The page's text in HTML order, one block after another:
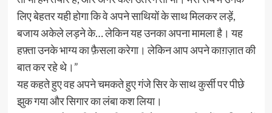
लिए बेहतर यही होगा कि वे अपने साथियों के साथ मिलकर लड़ें,
बजाय अकेले लड़ने के… लेकिन यह उनका अपना मामला है। यह
हफ़्ता उनके भाग्य का फ़ैसला करेगा। लेकिन आप अपने काग़ज़ात की
बात कर रहे थे।”
यह कहते हुए वह अपने चमकते हुए गंजे सिर के साथ कुर्सी पर पीछे
झुक गया और सिगार का लंबा कश लिया।